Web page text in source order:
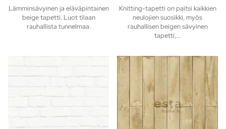
Lämminsävyinen ja eläväpintainen
beige tapetti. Luot tilaan
rauhallista tunnelmaa.
Knitting-tapetti on paitsi kaikkien
neulojien suosikki, myös
rauhallisen beigen sävyinen
tapetti,...